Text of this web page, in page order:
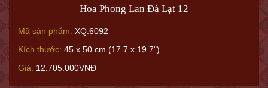
Hoa Phong Lan Đà Lạt 12
Mã sản phẩm: XQ.6092
Kích thước: 45 x 50 cm (17.7 x 19.7")
Giá: 12.705.000VNĐ